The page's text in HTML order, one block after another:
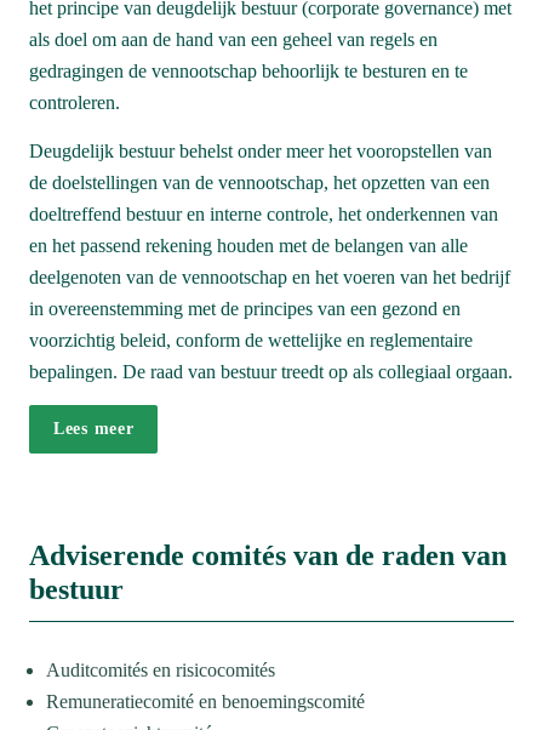
het principe van deugdelijk bestuur (corporate governance) met
als doel om aan de hand van een geheel van regels en
gedragingen de vennootschap behoorlijk te besturen en te
controleren.
Deugdelijk bestuur behelst onder meer het vooropstellen van
de doelstellingen van de vennootschap, het opzetten van een
doeltreffend bestuur en interne controle, het onderkennen van
en het passend rekening houden met de belangen van alle
deelgenoten van de vennootschap en het voeren van het bedrijf
in overeenstemming met de principes van een gezond en
voorzichtig beleid, conform de wettelijke en reglementaire
bepalingen. De raad van bestuur treedt op als collegiaal orgaan.
Lees meer
Adviserende comités van de raden van
bestuur
Auditcomités en risicocomités
Remuneratiecomité en benoemingscomité